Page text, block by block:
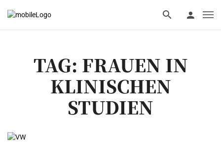
TAG: FRAUEN IN
KLINISCHEN
STUDIEN